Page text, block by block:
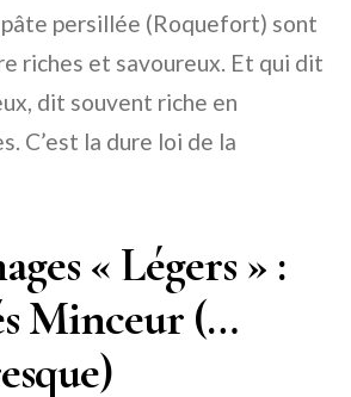
persillée (Roquefort) sont
riches et savoureux. Et qui dit
dit souvent riche en
C’est la dure loi de la
« Légers » :
Minceur (…